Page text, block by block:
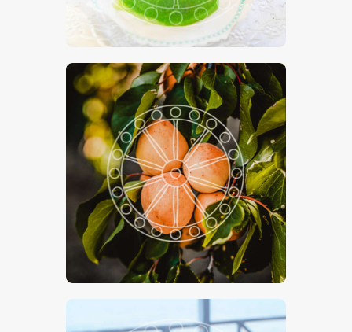
€ 15.00- € 24.00
Albiccoca
15.00-€24.00